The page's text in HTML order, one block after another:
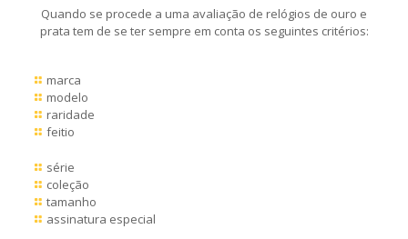
Quando se procede a uma avaliação de relógios de ouro e
prata tem de se ter sempre em conta os seguintes critérios:
marca
modelo
raridade
feitio
série
coleção
tamanho
assinatura especial